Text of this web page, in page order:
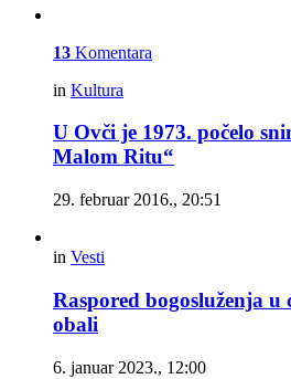
13 Komentara
in Kultura
U Ovči je 1973. počelo
Malom Ritu“
29. februar 2016., 20:51
in Vesti
Raspored bogosluženja
obali
6. januar 2023., 12:00